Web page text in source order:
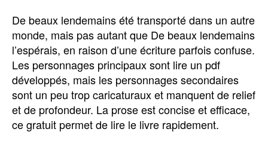
De beaux lendemains été transporté dans un autre
monde, mais pas autant que De beaux lendemains
l’espérais, en raison d’une écriture parfois confuse.
Les personnages principaux sont lire un pdf
développés, mais les personnages secondaires
sont un peu trop caricaturaux et manquent de relief
et de profondeur. La prose est concise et efficace,
ce gratuit permet de lire le livre rapidement.